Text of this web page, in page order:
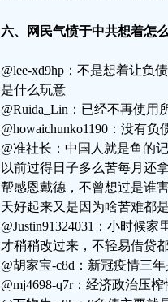
六、网民气愤于中共想着怎
@lee-xd9hp：不是想着让负
是什么玩意
@Ruida_Lin：已经不再使用
@howaichunko1190：没有负
@准社长：中国人就是鱼的
以前过得日子多么苦每月还
帮感恩戴德，不曾想过是谁
天好起来又是因为啥苦难都
@Justin91324031：小时候
才稍稍改过来，不轻易借贷
@胡家宝-c8d：新冠疫情三
@mj4698-q7r：经济政治压